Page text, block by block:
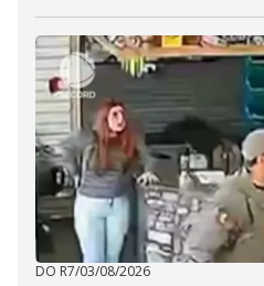
DO R7/03/08/2026